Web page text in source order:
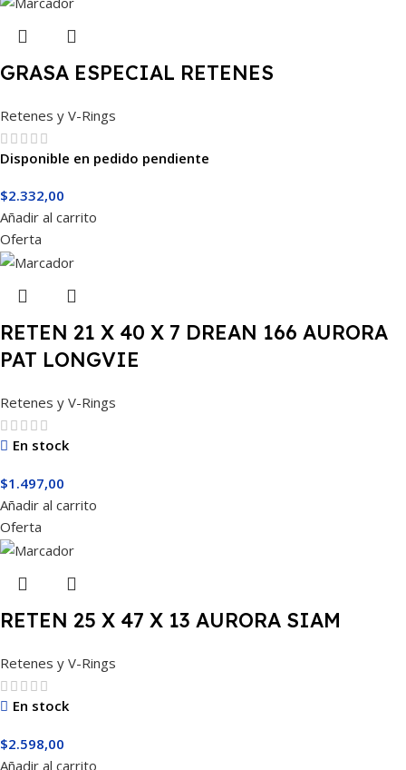
GRASA ESPECIAL RETENES
Retenes y V-Rings
Disponible en pedido pendiente
$2.332,00
Añadir al carrito
Oferta
RETEN 21 X 40 X 7 DREAN 166 AURORA
PAT LONGVIE
Retenes y V-Rings
En stock
$1.497,00
Añadir al carrito
Oferta
RETEN 25 X 47 X 13 AURORA SIAM
Retenes y V-Rings
En stock
$2.598,00
Añadir al carrito